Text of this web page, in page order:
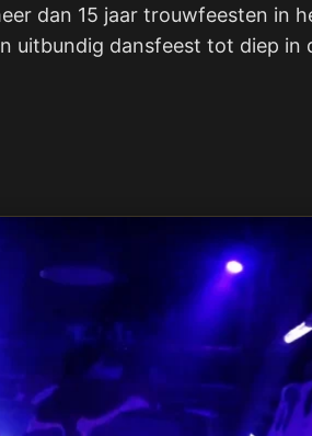
dan 15 jaar trouwfeesten in
uitbundig dansfeest tot diep